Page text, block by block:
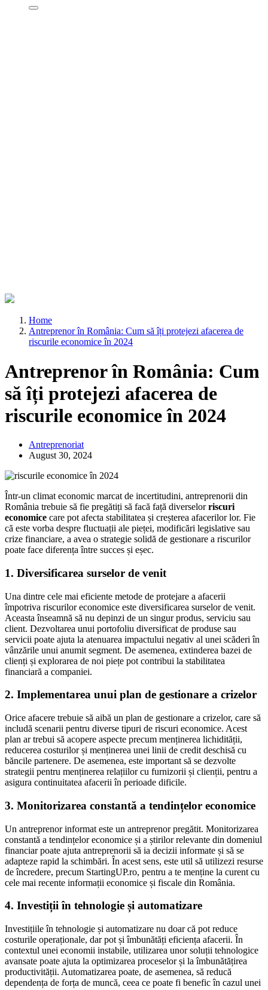
Home
Antreprenor în România: Cum să îți protejezi afacerea de
riscurile economice în 2024
Antreprenor în România: Cum
să îți protejezi afacerea de
riscurile economice în 2024
Antreprenoriat
August 30, 2024
Într-un climat economic marcat de incertitudini, antreprenorii din
România trebuie să fie pregătiți să facă față diverselorriscuri
economice care pot afecta stabilitatea și creșterea afacerilor lor. Fie
că este vorba despre fluctuații ale pieței, modificări legislative sau
crize financiare, a avea o strategie solidă de gestionare a riscurilor
poate face diferența între succes și eșec.
1. Diversificarea surselor de venit
Una dintre cele mai eficiente metode de protejare a afacerii
împotriva riscurilor economice este diversificarea surselor de venit.
Aceasta înseamnă să nu depinzi de un singur produs, serviciu sau
client. Dezvoltarea unui portofoliu diversificat de produse sau
servicii poate ajuta la atenuarea impactului negativ al unei scăderi în
vânzările unui anumit segment. De asemenea, extinderea bazei de
clienți și explorarea de noi piețe pot contribui la stabilitatea
financiară a companiei.
2. Implementarea unui plan de gestionare a crizelor
Orice afacere trebuie să aibă un plan de gestionare a crizelor, care să
includă scenarii pentru diverse tipuri de riscuri economice. Acest
plan ar trebui să acopere aspecte precum menținerea lichidității,
reducerea costurilor și menținerea unei linii de credit deschisă cu
băncile partenere. De asemenea, este important să se dezvolte
strategii pentru menținerea relațiilor cu furnizorii și clienții, pentru a
asigura continuitatea afacerii în perioade dificile.
3. Monitorizarea constantă a tendințelor economice
Un antreprenor informat este un antreprenor pregătit. Monitorizarea
constantă a tendințelor economice și a știrilor relevante din domeniul
financiar poate ajuta antreprenorii să ia decizii informate și să se
adapteze rapid la schimbări. În acest sens, este util să utilizezi resurse
de încredere, precum StartingUP.ro, pentru a te menține la curent cu
cele mai recente informații economice și fiscale din România.
4. Investiții în tehnologie și automatizare
Investițiile în tehnologie și automatizare nu doar că pot reduce
costurile operaționale, dar pot și îmbunătăți eficiența afacerii. În
contextul unei economii instabile, utilizarea unor soluții tehnologice
avansate poate ajuta la optimizarea proceselor și la îmbunătățirea
productivității. Automatizarea poate, de asemenea, să reducă
dependența de forța de muncă, ceea ce poate fi benefic în cazul unei